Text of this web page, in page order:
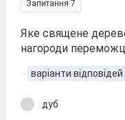
Запитання 7
Яке священе
нагороди
варіанти відповідей
дуб